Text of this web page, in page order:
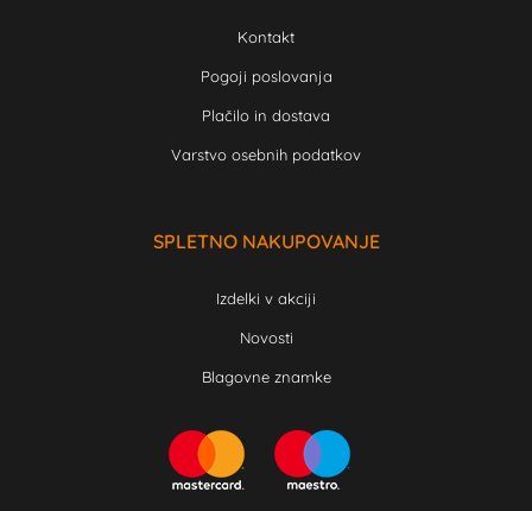
Kontakt
Pogoji poslovanja
Plačilo in dostava
Varstvo osebnih podatkov
SPLETNO NAKUPOVANJE
Izdelki v akciji
Novosti
Blagovne znamke